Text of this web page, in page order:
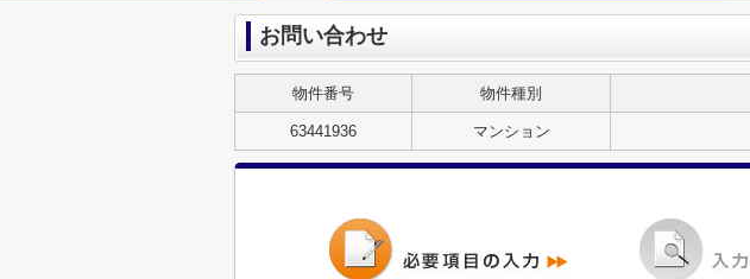
お問い合わせ
物件番号 物件種別
63441936 マンション